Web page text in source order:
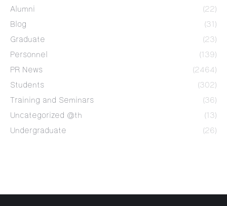
Alumni
(22)
Blog
(31)
Graduate
(23)
Personnel
(139)
PR News
(2464)
Students
(302)
Training and Seminars
(36)
Uncategorized @th
(13)
Undergraduate
(26)